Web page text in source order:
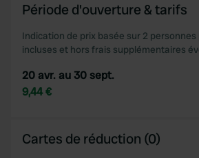
Période d'ouverture & tarifs
Indication de prix basée sur 2
incluses et hors frais supplémentaires
20 avr. au 30 sept.
9,44 €
Cartes de réduction (0)